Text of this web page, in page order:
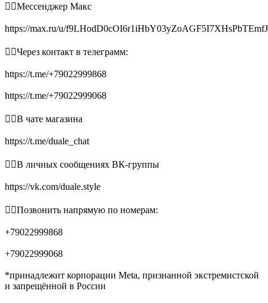
👉🏻Мессенджер Макс
https://max.ru/u/
👉🏻Через контакт в телеграмм:
https://t.me/+79022999868
https://t.me/+79022999068
👉🏻В чате магазина
https://t.me/duale_chat
👉🏻В личных сообщениях ВК-группы
https://vk.com/duale.style
👉🏻Позвонить напрямую по номерам:
+79022999868
+79022999068
*принадлежит корпорации Meta, признанной экстремистской
и запрещённой в России